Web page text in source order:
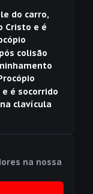
do carro,
Cristo e é
colisão
é socorrido
clavícula
na nossa